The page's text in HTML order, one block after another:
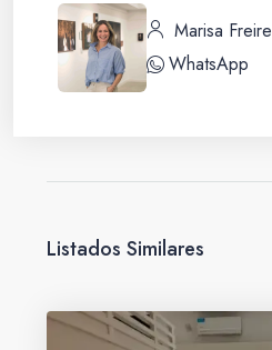
Marisa Freire
WhatsApp
Listados Similares